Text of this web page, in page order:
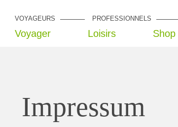
VOYAGEURS PROFESSIONNELS
Voyager Loisirs Shop
Impressum